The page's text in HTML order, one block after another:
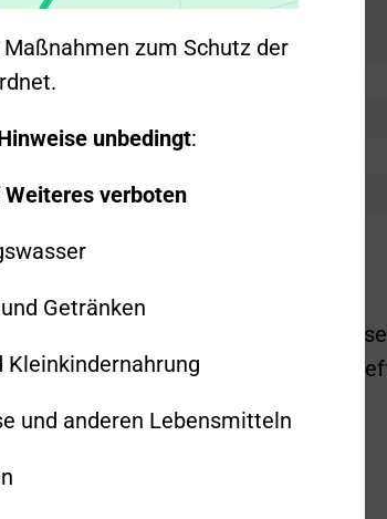
in der Donzdorfer Straße
mehr eingreifen; bis zum
zum Schutz der
unbedingt:
verboten
Getränken
Kleinkindernahrung
und anderen Lebensmitteln